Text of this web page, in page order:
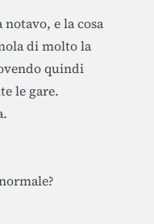
e la cosa
di molto la
quindi
le gare.